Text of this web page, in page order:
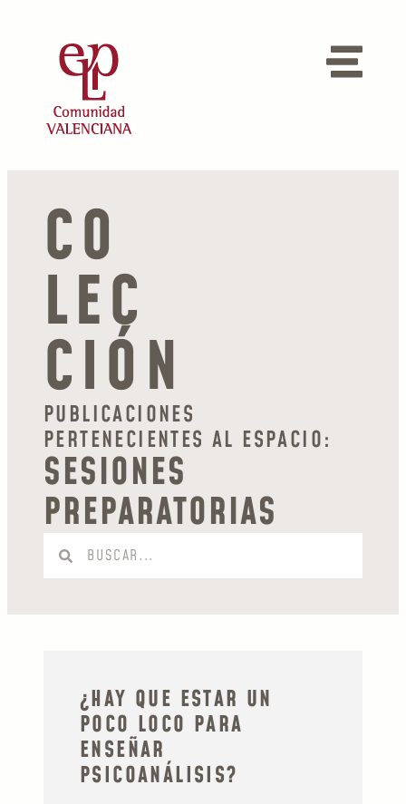
CO
LEC
CIÓN
PUBLICACIONES
PERTENECIENTES AL ESPACIO:
SESIONES
PREPARATORIAS
¿HAY QUE ESTAR UN
POCO LOCO PARA
ENSEÑAR
PSICOANÁLISIS?